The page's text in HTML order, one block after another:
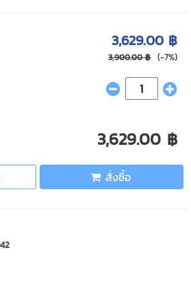
3,629.00 ฿
3,900.00 ฿ (-7%)
3,629.00 ฿
สั่งซื้อ